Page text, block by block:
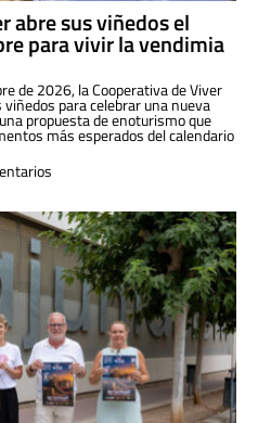
abre sus viñedos el
para vivir la vendimia
de 2026, la Cooperativa de Viver
para celebrar una nueva
propuesta de enoturismo que
más esperados del calendario